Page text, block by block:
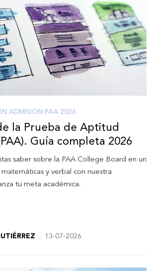
ADMISIÓN PAA 2026
la Prueba de Aptitud
Guía completa 2026
saber sobre la PAA College Board en un
y verbal con nuestra
tu meta académica.
13-07-2026